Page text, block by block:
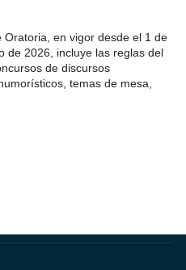
Oratoria, en vigor desde el 1 de
de 2026, incluye las reglas del
de discursos
temas de mesa,